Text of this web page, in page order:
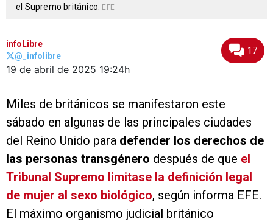
el Supremo británico.
EFE
infoLibre
@_infolibre
19 de abril de 2025 19:24h
17
Miles de británicos se manifestaron este
sábado en algunas de las principales ciudades
del Reino Unido para defender los derechos de
las personas transgénero después de que el
Tribunal Supremo limitase la definición legal
de mujer al sexo biológico, según informa EFE.
El máximo organismo judicial británico